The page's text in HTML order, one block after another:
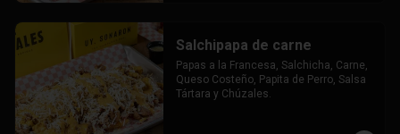
Salchipapa de carne
Papas a la Francesa, Salchicha, Carne,
Queso Costeño, Papita de Perro, Salsa
Tártara y Chúzales.